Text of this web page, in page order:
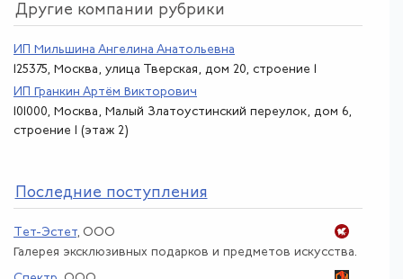
Другие компании рубрики
ИП Мильшина Ангелина Анатольевна
125375, Москва, улица Тверская, дом 20, строение 1
ИП Гранкин Артём Викторович
101000, Москва, Малый Златоустинский переулок, дом 6,
строение 1 (этаж 2)
Последние поступления
Тет-Эстет, ООО
Галерея эксклюзивных подарков и предметов искусства.